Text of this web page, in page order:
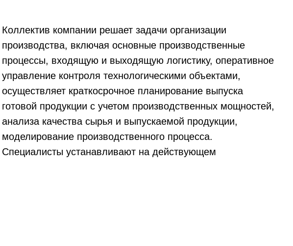
Коллектив компании решает задачи организации
производства, включая основные производственные
процессы, входящую и выходящую логистику, оперативное
управление контроля технологическими объектами,
осуществляет краткосрочное планирование выпуска
готовой продукции с учетом производственных мощностей,
анализа качества сырья и выпускаемой продукции,
моделирование производственного процесса.
Специалисты устанавливают на действующем